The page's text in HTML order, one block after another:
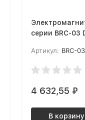
серии BRC-03
Артикул: BRC-
4 632,55 ₽
В корзину